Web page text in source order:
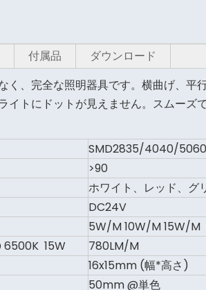
付属品
ダウンロード
く、完全な照明器具です。横曲げ、
イトにドットが見えません。スムーズ
SMD2835/4040/5060
>90
ホワイト、レッド、グ
DC24V
5W/M 10W/M 15W/M
6500K 15W
780LM/M
16x15mm (幅*高さ)
50mm @単色